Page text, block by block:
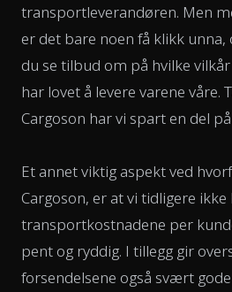
transportleverandøren. Men
er det bare noen få klikk
du se tilbud om på hvilke
har lovet å levere varene våre.
Cargoson har vi spart en del
Et annet viktig aspekt ved
Cargoson, er at vi tidligere
transportkostnadene per
pent og ryddig. I tillegg gir
forsendelsene også svært